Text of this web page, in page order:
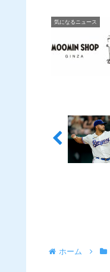
気になるニュース
ホーム